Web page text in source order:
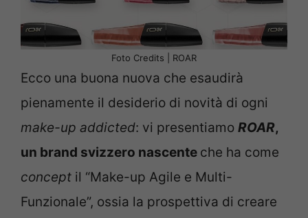
Foto Credits | ROAR
Ecco una buona nuova che esaudirà
pienamente il desiderio di novità di ogni
make-up addicted: vi presentiamo ROAR,
un brand svizzero nascente che ha come
concept il “Make-up Agile e Multi-
Funzionale”, ossia la prospettiva di creare